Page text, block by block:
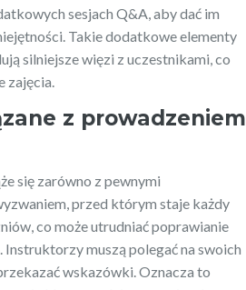
sesjach Q&A, aby dać im
Takie dodatkowe elementy
silniejsze więzi z uczestnikami, co
zajęcia.
z prowadzeniem
się zarówno z pewnymi
przed którym staje każdy
co może utrudniać poprawianie
muszą polegać na swoich
wskazówki. Oznacza to